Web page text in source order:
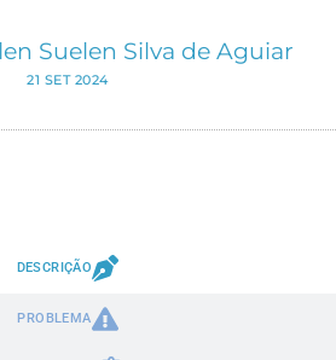
Suelen Silva de Aguiar
21 SET 2024
DESCRIÇÃO
PROBLEMA